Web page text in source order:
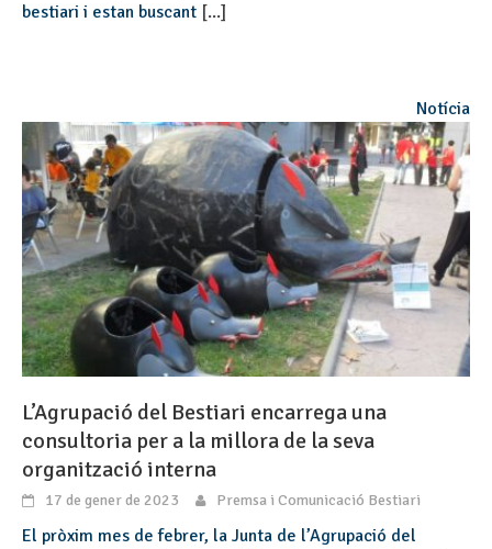
bestiari i estan buscant [...]
Notícia
L’Agrupació del Bestiari encarrega una
consultoria per a la millora de la seva
organització interna
17 de gener de 2023 Premsa i Comunicació Bestiari
El pròxim mes de febrer, la Junta de l’Agrupació del